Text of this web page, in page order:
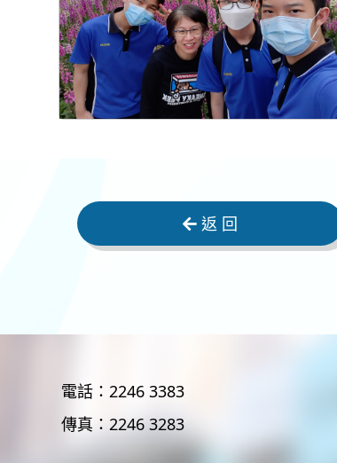
返 回
電話： 2246 3383
傳真： 2246 3283